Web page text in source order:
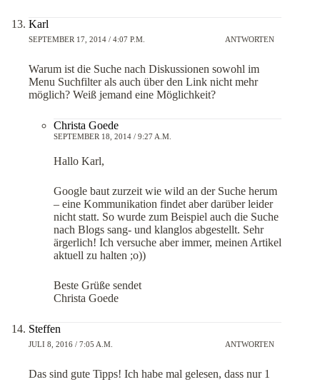
Karl
SEPTEMBER 17, 2014 / 4:07 P.M. ANTWORTEN
Warum ist die Suche nach Diskussionen sowohl im
Menu Suchfilter als auch über den Link nicht mehr
möglich? Weiß jemand eine Möglichkeit?
Christa Goede
SEPTEMBER 18, 2014 / 9:27 A.M.
Hallo Karl,
Google baut zurzeit wie wild an der Suche herum
– eine Kommunikation findet aber darüber leider
nicht statt. So wurde zum Beispiel auch die Suche
nach Blogs sang- und klanglos abgestellt. Sehr
ärgerlich! Ich versuche aber immer, meinen Artikel
aktuell zu halten ;o))
Beste Grüße sendet
Christa Goede
Steffen
JULI 8, 2016 / 7:05 A.M. ANTWORTEN
Das sind gute Tipps! Ich habe mal gelesen, dass nur 1